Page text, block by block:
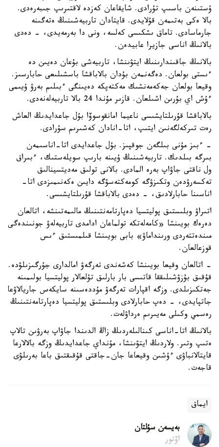
ۇستىنەن باسىپ تۇرادى. شايقاعان كەزدە لاقتىرىپ جىبەرەدى.
بالا ەكى بەتىمەن قۇلايدى. قايتادان تاربيەشىنىڭ ەتەگىنە
جارماسادى. تاماق ىشكىسى كەلسە، ونى دا بەرمەيدى، - دەدى
بالانىڭ اناسى جازيرا عابيدەن.
بالانىڭ جاقىندارىنىڭ ايتۋىنشا، تاربيەشى بۇعان دەيىن دە
ءىستى بولعان. دەگەنمەن بۇدان بالاباقشا باسشىلىعى حابارسىز.
وقيعا بولعان جەكەمەنشىك مەكتەپكە دەيىنگى ءبىلىم بەرۋ ۇيىمى
ءۇش اي بۇرىن اشىلعان. قازىر مۇندا 24 بالا تاربيەلەنەدى.
بالاباقشا قۇرىلتايشىسى ناعيما امانقوسوۆا بۇل جاعدايدىڭ العاش
رەت تىركەلگەنىن ايتىپ، اتا-انادان كەشىرىم سۇرادى.
- ءبىز مۇنى بىلگەن جوقپىز. بۇل جاعدايدى اتا-اناسىمەن
بىرگە بىلدىك. تاربيەشىنىڭ ۇيىنە بارىپ سويلەستىك، ءبىراق
ول ناقتى جاۋاپ بەرە المادى. بالانى تولىق مەديتسينالىق
تەكسەرۋدەن وتكىزۋگە كومەكتەسۋگە دايىن ەكەنىمىزدى اتا-
اناسىنا حابارلادىق، - دەدى بالاباقشا قۇرىلتايشىسى.
اتىراۋ وبلىستىق پوليتسيا دەپارتامەنتىنىڭ مالىمەتىنشە، اتالعان
دەرەك بويىنشا «كامەلەتكە تولماعان ادامدى تاربيەلەۋ جونىندەگى
مىندەتتەردى ورىنداماۋ» بابى بويىنشا قىلمىستىق ءىس
قوزعالعان.
- اتالعان وقيعا بويىنشا كەشەندى تەرگەۋ امالدارى جۇرگىزىلۋدە.
قۇقىق بۇزۋشىلىققا قاتىسى بار بارلىق تۇلعالار پوليتسيا بولىمىنە
جەتكىزىلدى. وزگە اقپارات تەرگەۋ مۇددەسىنە سايكەس جاريالاۋعا
جاتپايدى، - دەپ حابارلادى وبلىستىق پوليتسيا دەپارتامەنتىنىڭ
رەسمي وكىلى مەيىرىم ەرداۋلەت.
بالانىڭ اتا-اناسى كىنالىلەردىڭ زاڭ الدىندا جاۋاپ بەرۋىن تالاپ
ەتىپ وتىر. ولاردىڭ ايتۋىنشا، مۇنداي جاعدايدىڭ وزگە بالالارعا
قايتالانباۋى ءۇشىن وقيعاعا جان-جاقتى قۇقىقتىق باعا بەرىلۋى
قاجەت.
ايماق
بەيسەن سۇلتان
اۆتور